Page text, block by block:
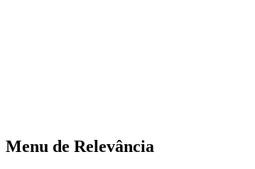
Menu de Relevância